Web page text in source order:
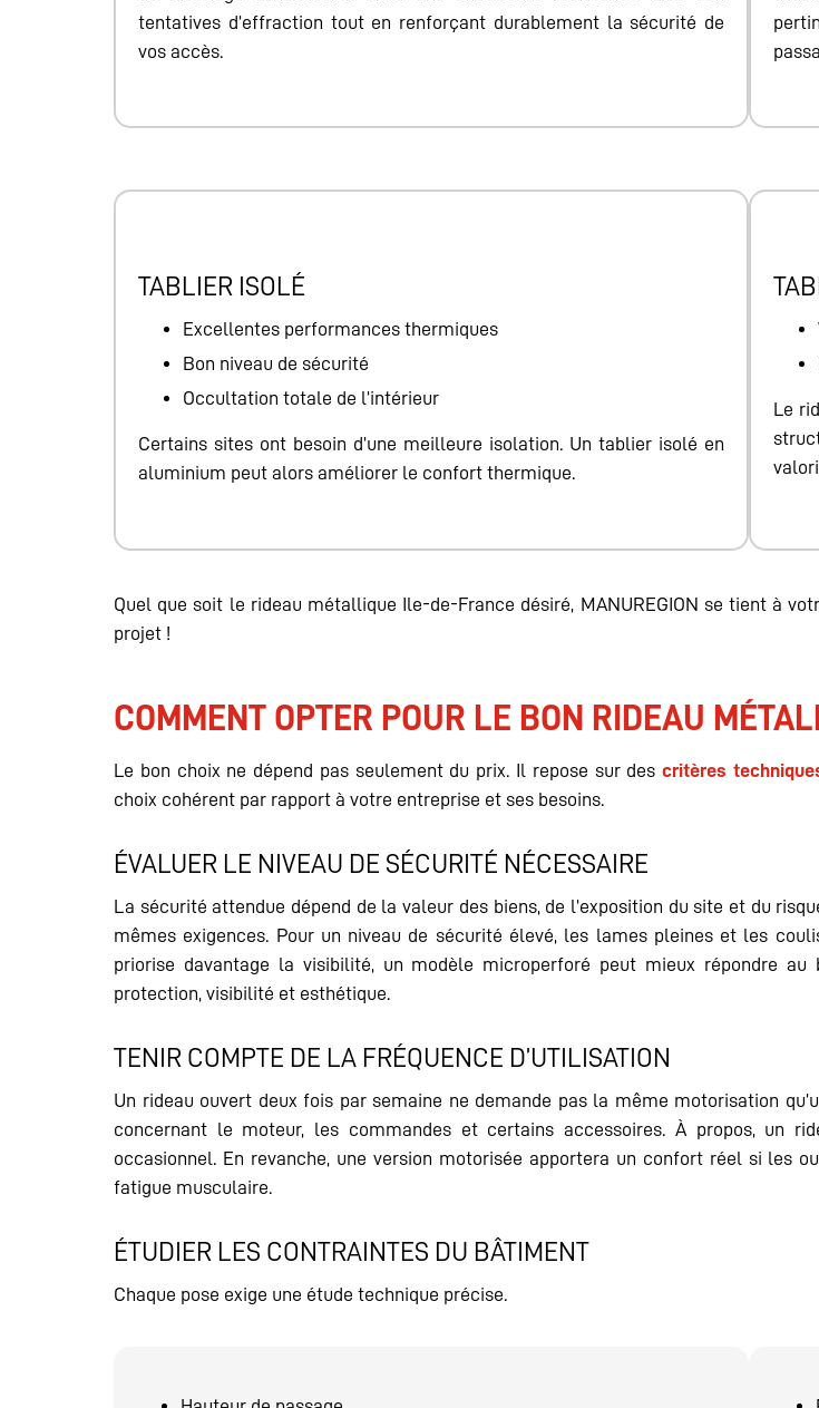
tentatives d’effraction tout en renforçant durablement la sécurité de
vos accès.
TABLIER ISOLÉ
Excellentes performances thermiques
Bon niveau de sécurité
Occultation totale de l’intérieur
Certains sites ont besoin d’une meilleure isolation. Un tablier isolé en
aluminium peut alors améliorer le confort thermique.
Le
Quel que soit le rideau métallique Ile-de-France désiré, MANUREGION se tient à
projet !
COMMENT OPTER POUR LE BON RIDEAU
Le bon choix ne dépend pas seulement du prix. Il repose sur des critères
choix cohérent par rapport à votre entreprise et ses besoins.
ÉVALUER LE NIVEAU DE SÉCURITÉ NÉCESSAIRE
La sécurité attendue dépend de la valeur des biens, de l’exposition du site et du
mêmes exigences. Pour un niveau de sécurité élevé, les lames pleines et les
priorise davantage la visibilité, un modèle microperforé peut mieux répondre au
protection, visibilité et esthétique.
TENIR COMPTE DE LA FRÉQUENCE D’UTILISATION
Un rideau ouvert deux fois par semaine ne demande pas la même motorisation
concernant le moteur, les commandes et certains accessoires. À propos, un
occasionnel. En revanche, une version motorisée apportera un confort réel si les
fatigue musculaire.
ÉTUDIER LES CONTRAINTES DU BÂTIMENT
Chaque pose exige une étude technique précise.